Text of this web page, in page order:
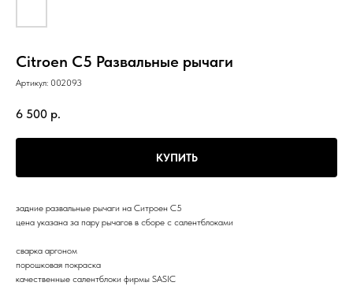
Citroen C5 Развальные рычаги
Артикул: 002093
6 500 р.
КУПИТЬ
задние развальные рычаги на Ситроен С5
цена указана за пару рычагов в сборе с салентблоками
сварка аргоном
порошковая покраска
качественные салентблоки фирмы SASIC